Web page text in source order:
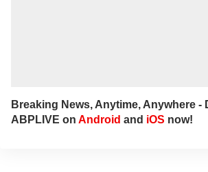
Breaking News, Anytime, Anywhere -
ABPLIVE on Android and iOS now!